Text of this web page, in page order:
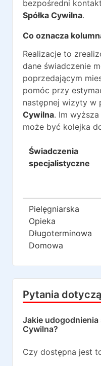
bezpośredni
Spółka Cywilna.
Co oznacza
Realizacje to
dane świadczenie
poprzedającym
pomóc przy
następnej wizyty w
Cywilna. Im
może być kolejka
Świadczenia
specjalistyczne
Pielęgniarska
Opieka
Długoterminowa
Domowa
Pytania
Jakie udogodnienia
Cywilna?
Czy dostępna jest